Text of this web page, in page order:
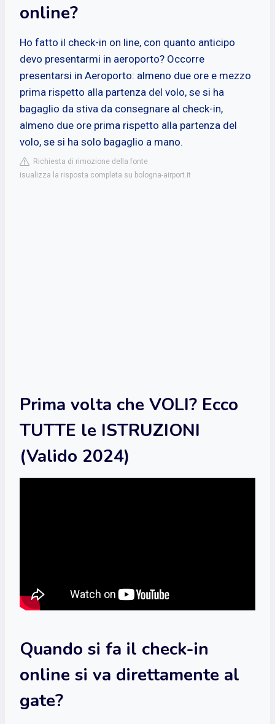
online?
Ho fatto il check-in on line, con quanto anticipo
devo presentarmi in aeroporto? Occorre
presentarsi in Aeroporto: almeno due ore e mezzo
prima rispetto alla partenza del volo, se si ha
bagaglio da stiva da consegnare al check-in,
almeno due ore prima rispetto alla partenza del
volo, se si ha solo bagaglio a mano.
Richiesta di rimozione della fonte
isualizza la risposta completa su bologna-airport.it
Prima volta che VOLI? Ecco
TUTTE le ISTRUZIONI
(Valido 2024)
Quando si fa il check-in
online si va direttamente al
gate?